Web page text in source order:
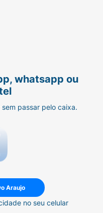
whatsapp ou
passar pelo caixa.
Araujo
no seu celular